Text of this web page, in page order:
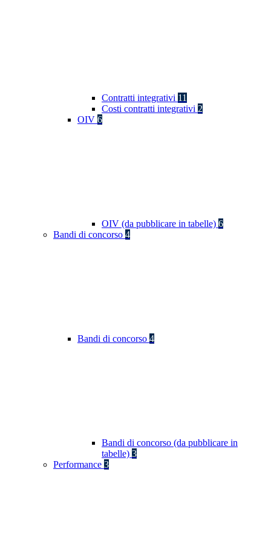
Contratti integrativi 11
Costi contratti integrativi 2
OIV 6
OIV (da pubblicare in tabelle) 6
Bandi di concorso 4
Bandi di concorso 4
Bandi di concorso (da pubblicare in
tabelle) 3
Performance 3